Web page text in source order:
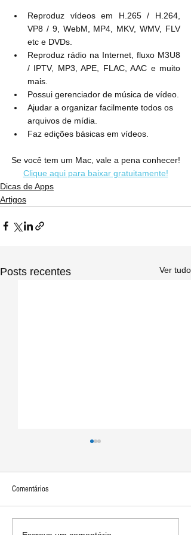
Reproduz vídeos em H.265 / H.264,
VP8 / 9, WebM, MP4, MKV, WMV, FLV
etc e DVDs.
Reproduz rádio na Internet, fluxo M3U8
/ IPTV, MP3, APE, FLAC, AAC e muito
mais.
Possui gerenciador de música de vídeo.
Ajudar a organizar facilmente todos os
arquivos de mídia.
Faz edições básicas em vídeos.
Se você tem um Mac, vale a pena conhecer!
Clique aqui para baixar gratuitamente!
Dicas de Apps
Artigos
Posts recentes Ver tudo
Comentários